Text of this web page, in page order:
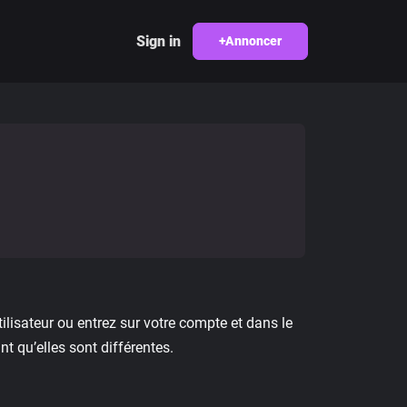
Sign in +Annoncer
ou entrez sur votre compte et dans le
qu’elles sont différentes.